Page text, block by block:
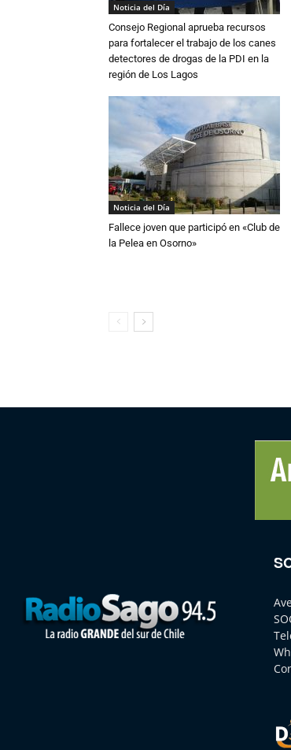
Noticia del Día
Consejo Regional aprueba recursos
para fortalecer el trabajo de los canes
detectores de drogas de la PDI en la
región de Los Lagos
Noticia del Día
Fallece joven que participó en «Club de
la Pelea en Osorno»